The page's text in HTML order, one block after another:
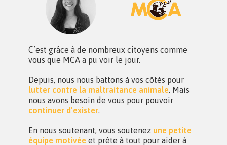
C’est grâce à de nombreux citoyens comme
vous que MCA a pu voir le jour.
Depuis, nous nous battons à vos côtés pour
lutter contre la maltraitance animale. Mais
nous avons besoin de vous pour pouvoir
continuer d’exister.
En nous soutenant, vous soutenez une petite
équipe motivée et prête à tout pour aider à